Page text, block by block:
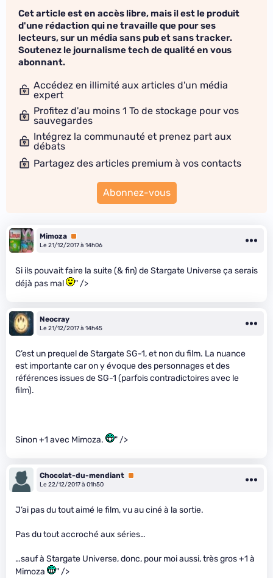
Cet article est en accès libre, mais il est le produit
d'une rédaction qui ne travaille que pour ses
lecteurs, sur un média sans pub et sans tracker.
Soutenez le journalisme tech de qualité en vous
abonnant.
Accédez en illimité aux articles d'un média
expert
Profitez d'au moins 1 To de stockage pour vos
sauvegardes
Intégrez la communauté et prenez part aux
débats
Partagez des articles premium à vos contacts
Abonnez-vous
Mimoza Premium
Le 21/12/2017 à 14h06
Si ils pouvait faire la suite (& fin) de Stargate Universe ça serais
déjà pas mal
" />
Neocray
Le 21/12/2017 à 14h45
C’est un prequel de Stargate SG-1, et non du film. La nuance
est importante car on y évoque des personnages et des
références issues de SG-1 (parfois contradictoires avec le
film).
Sinon +1 avec Mimoza. " />
Chocolat-du-mendiant Premium
Le 22/12/2017 à 01h50
J’ai pas du tout aimé le film, vu au ciné à la sortie.
Pas du tout accroché aux séries…
…sauf à Stargate Universe, donc, pour moi aussi, très gros +1 à
Mimoza
" />